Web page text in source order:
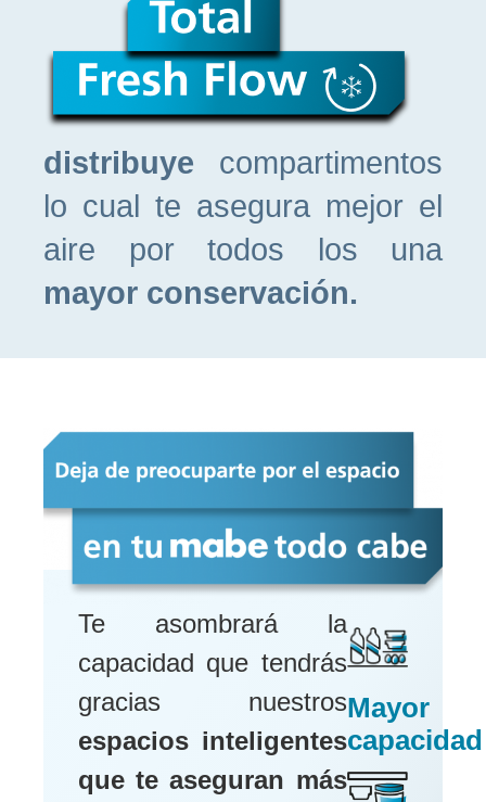
distribuye compartimentos
lo cual te asegura mejor el
aire por todos los una
mayor conservación.
Te asombrará la
capacidad que tendrás
gracias nuestros
espacios inteligentes
que te aseguran más
Mayor
capacidad